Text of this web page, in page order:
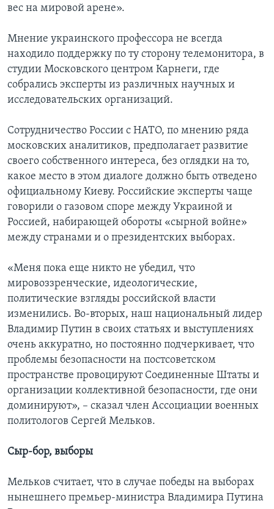
вес на мировой арене».
Мнение украинского профессора не всегда
находило поддержку по ту сторону телемонитора, в
студии Московского центром Карнеги, где
собрались эксперты из различных научных и
исследовательских организаций.
Сотрудничество России с НАТО, по мнению ряда
московских аналитиков, предполагает развитие
своего собственного интереса, без оглядки на то,
какое место в этом диалоге должно быть отведено
официальному Киеву. Российские эксперты чаще
говорили о газовом споре между Украиной и
Россией, набирающей обороты «сырной войне»
между странами и о президентских выборах.
«Меня пока еще никто не убедил, что
мировоззренческие, идеологические,
политические взгляды российской власти
изменились. Во-вторых, наш национальный лидер
Владимир Путин в своих статьях и выступлениях
очень аккуратно, но постоянно подчеркивает, что
проблемы безопасности на постсоветском
пространстве провоцируют Соединенные Штаты и
организации коллективной безопасности, где они
доминируют», – сказал член Ассоциации военных
политологов Сергей Мельков.
Сыр-бор, выборы
Мельков считает, что в случае победы на выборах
нынешнего премьер-министра Владимира Путина